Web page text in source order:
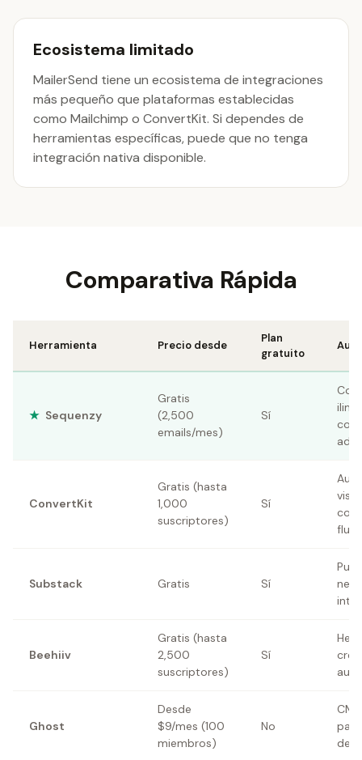
Ecosistema limitado
MailerSend tiene un ecosistema de integraciones
más pequeño que plataformas establecidas
como Mailchimp o ConvertKit. Si dependes de
herramientas específicas, puede que no tenga
integración nativa disponible.
Comparativa Rápida
Herramienta Precio desde
Plan
gratuito
★ Sequenzy
Gratis
(2,500
emails/mes)
Sí
ConvertKit
Gratis (hasta
1,000
suscriptores)
Sí
Substack Gratis Sí
Beehiiv
Gratis (hasta
2,500
suscriptores)
Sí
Ghost
Desde
$9/mes (100
miembros)
No
de